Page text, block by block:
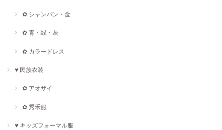
✿ シャンパン・金
✿ 青・緑・灰
✿ カラードレス
♥ 民族衣装
✿ アオザイ
✿ 秀禾服
♥ キッズフォーマル服